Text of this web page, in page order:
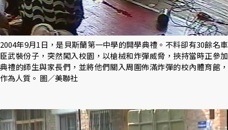
2004年9月1日，是貝斯蘭第一中學的開學典禮。不料卻有30餘名車
臣武裝份子，突然闖入校園，以槍械和炸彈威脅，挾持當時正參加
典禮的師生與家長們，並將他們關入周圍佈滿炸彈的校內體育館，
作為人質。 圖／美聯社